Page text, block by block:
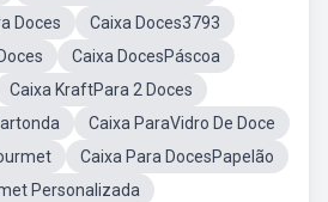
Doces
Caixa Doces3793
Caixa DocesPáscoa
Caixa KraftPara 2 Doces
Caixa ParaVidro De Doce
Caixa Para DocesPapelão
Personalizada